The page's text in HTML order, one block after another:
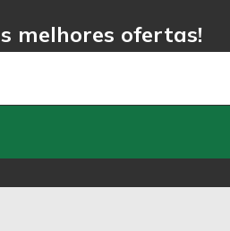
melhores ofertas!